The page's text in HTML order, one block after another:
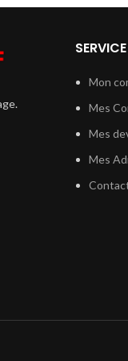
Mon
Mes
Mes
Mes